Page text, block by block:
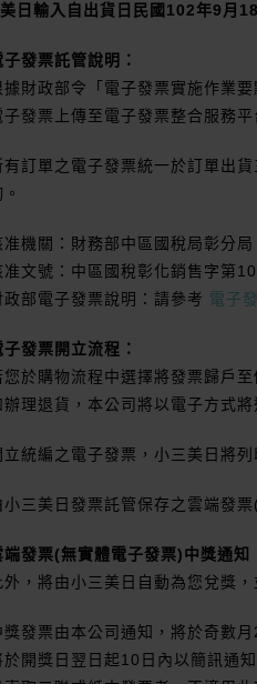
日輸入自出貨日民國102年9月
子發票託管說明：
據財政部令「電子發票實施作業
子發票上傳至電子發票整合服務平
有訂單之電子發票統一於訂單出
准機關：財務部中區國稅局彰分局
准文號：中區國稅彰化銷售字第
政部電子發票說明：請參考 電子
子發票開立流程：
您於購物流程中選擇將發票歸戶
辦理退貨，本公司將以電子方式
立統編之電子發票，小三美日將
小三美日發票託管保存之雲端發
端發票(無實體電子發票)中獎通知
外，將由小三美日自動為您兌獎
獎發票由本公司通知，將於奇數
於開獎日翌日起10日內以簡訊通